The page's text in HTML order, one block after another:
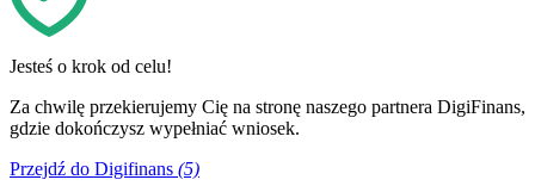
Jesteś o krok od celu!
Za chwilę przekierujemy Cię na stronę naszego partnera DigiFinans,
gdzie dokończysz wypełniać wniosek.
Przejdź do Digifinans (5)